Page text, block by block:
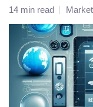
14 min read